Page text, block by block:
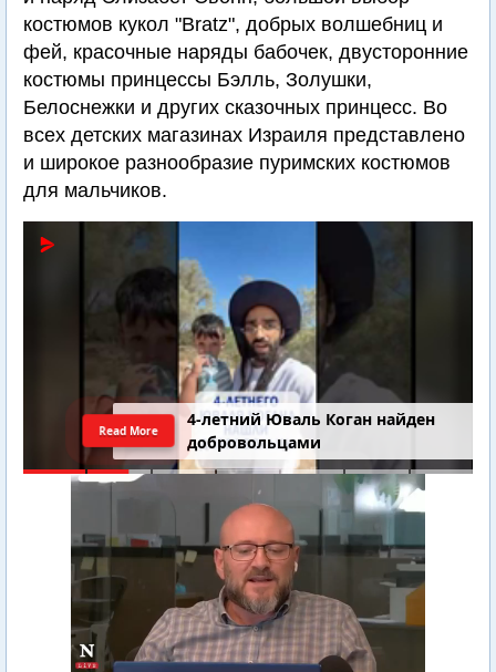
костюмов кукол "Bratz", добрых волшебниц и
фей, красочные наряды бабочек, двусторонние
костюмы принцессы Бэлль, Золушки,
Белоснежки и других сказочных принцесс. Во
всех детских магазинах Израиля представлено
и широкое разнообразие пуримских костюмов
для мальчиков.
4-летний Юваль Коган найден
добровольцами
Read More